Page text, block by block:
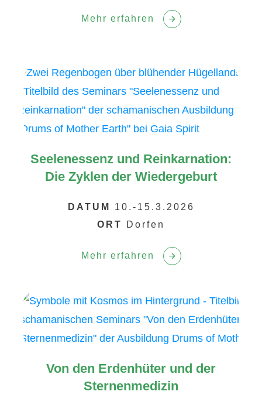
Mehr erfahren
Seelenessenz und Reinkarnation:
Die Zyklen der Wiedergeburt
DATUM
10.-15.3.2026
ORT
Dorfen
Mehr erfahren
Von den Erdenhüter und der
Sternenmedizin